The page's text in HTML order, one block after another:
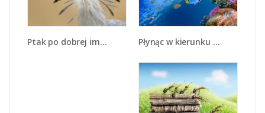
Ptak po dobrej imprezie - Z298 Płynąc w kierunku ryb - Z162